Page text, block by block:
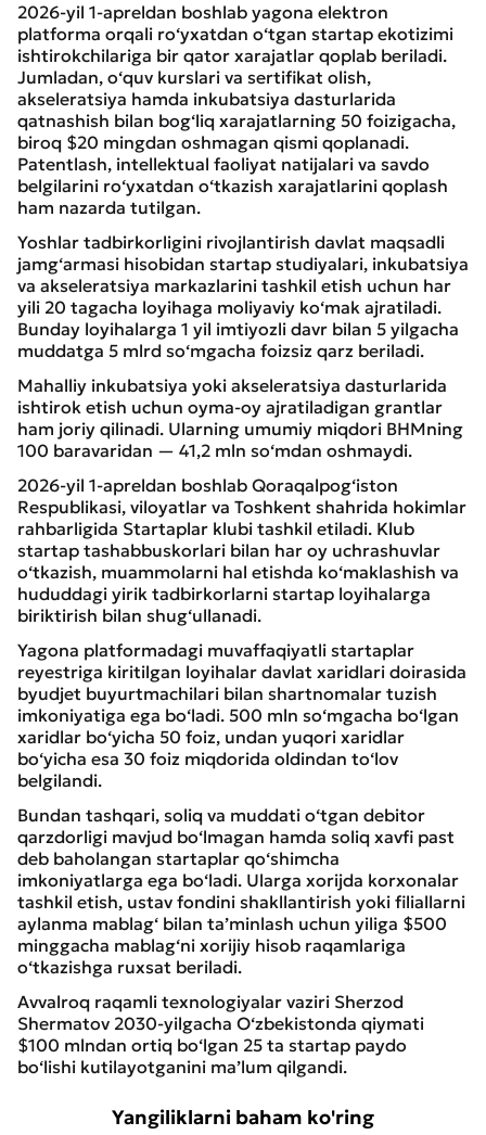
2026-yil 1-apreldan boshlab yagona elektron
platforma orqali ro‘yxatdan o‘tgan startap ekotizimi
ishtirokchilariga bir qator xarajatlar qoplab beriladi.
Jumladan, o‘quv kurslari va sertifikat olish,
akseleratsiya hamda inkubatsiya dasturlarida
qatnashish bilan bog‘liq xarajatlarning 50 foizigacha,
biroq $20 mingdan oshmagan qismi qoplanadi.
Patentlash, intellektual faoliyat natijalari va savdo
belgilarini ro‘yxatdan o‘tkazish xarajatlarini qoplash
ham nazarda tutilgan.
Yoshlar tadbirkorligini rivojlantirish davlat maqsadli
jamg‘armasi hisobidan startap studiyalari, inkubatsiya
va akseleratsiya markazlarini tashkil etish uchun har
yili 20 tagacha loyihaga moliyaviy ko‘mak ajratiladi.
Bunday loyihalarga 1 yil imtiyozli davr bilan 5 yilgacha
muddatga 5 mlrd so‘mgacha foizsiz qarz beriladi.
Mahalliy inkubatsiya yoki akseleratsiya dasturlarida
ishtirok etish uchun oyma-oy ajratiladigan grantlar
ham joriy qilinadi. Ularning umumiy miqdori BHMning
100 baravaridan — 41,2 mln so‘mdan oshmaydi.
2026-yil 1-apreldan boshlab Qoraqalpog‘iston
Respublikasi, viloyatlar va Toshkent shahrida hokimlar
rahbarligida Startaplar klubi tashkil etiladi. Klub
startap tashabbuskorlari bilan har oy uchrashuvlar
o‘tkazish, muammolarni hal etishda ko‘maklashish va
hududdagi yirik tadbirkorlarni startap loyihalarga
biriktirish bilan shug‘ullanadi.
Yagona platformadagi muvaffaqiyatli startaplar
reyestriga kiritilgan loyihalar davlat xaridlari doirasida
byudjet buyurtmachilari bilan shartnomalar tuzish
imkoniyatiga ega bo‘ladi. 500 mln so‘mgacha bo‘lgan
xaridlar bo‘yicha 50 foiz, undan yuqori xaridlar
bo‘yicha esa 30 foiz miqdorida oldindan to‘lov
belgilandi.
Bundan tashqari, soliq va muddati o‘tgan debitor
qarzdorligi mavjud bo‘lmagan hamda soliq xavfi past
deb baholangan startaplar qo‘shimcha
imkoniyatlarga ega bo‘ladi. Ularga xorijda korxonalar
tashkil etish, ustav fondini shakllantirish yoki filiallarni
aylanma mablag‘ bilan ta’minlash uchun yiliga $500
minggacha mablag‘ni xorijiy hisob raqamlariga
o‘tkazishga ruxsat beriladi.
Avvalroq raqamli texnologiyalar vaziri Sherzod
Shermatov 2030-yilgacha O‘zbekistonda qiymati
$100 mlndan ortiq bo‘lgan 25 ta startap paydo
bo‘lishi kutilayotganini ma’lum qilgandi.
Yangiliklarni baham ko'ring